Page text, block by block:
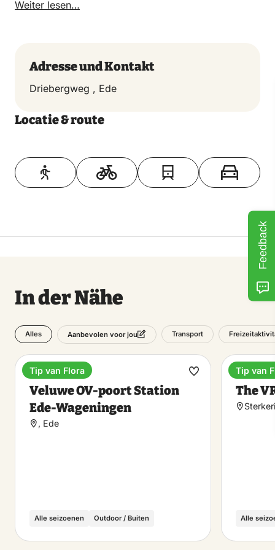
Weiter lesen…
Adresse und Kontakt
Driebergweg , Ede
Locatie & route
Toon op kaart
In der Nähe
Alles Aanbevolen voor jou Transport
Bahnhöfe
Veluwe OV-poort Station
Ede-Wageningen
, Ede
Alle seizoenen Outdoor / Buiten
Tip van Flora
Favorit
The
Alle
Tip van
Feedback